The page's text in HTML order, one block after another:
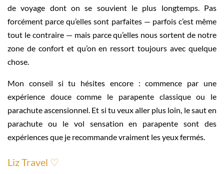
de voyage dont on se souvient le plus longtemps. Pas
forcément parce qu’elles sont parfaites — parfois c’est même
tout le contraire — mais parce qu’elles nous sortent de notre
zone de confort et qu’on en ressort toujours avec quelque
chose.
Mon conseil si tu hésites encore : commence par une
expérience douce comme le parapente classique ou le
parachute ascensionnel. Et si tu veux aller plus loin, le saut en
parachute ou le vol sensation en parapente sont des
expériences que je recommande vraiment les yeux fermés.
Liz Travel ♡